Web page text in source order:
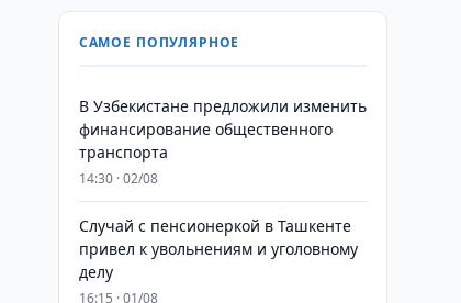
САМОЕ ПОПУЛЯРНОЕ
В Узбекистане предложили изменить
финансирование общественного
транспорта
14:30 · 02/08
Случай с пенсионеркой в Ташкенте
привел к увольнениям и уголовному
делу
16:15 · 01/08